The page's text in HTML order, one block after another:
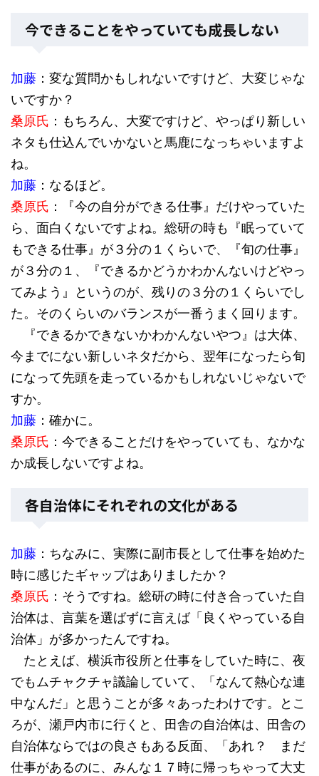
今できることをやっていても成長しない
加藤 ：変な質問かもしれないですけど、大変じゃな
いですか？
桑原氏 ：もちろん、大変ですけど、やっぱり新しい
ネタも仕込んでいかないと馬鹿になっちゃいますよ
ね。
加藤 ：なるほど。
桑原氏 ：『今の自分ができる仕事』だけやっていた
ら、面白くないですよね。総研の時も『眠っていて
もできる仕事』が３分の１くらいで、『旬の仕事』
が３分の１、『できるかどうかわかんないけどやっ
てみよう』というのが、残りの３分の１くらいでし
た。そのくらいのバランスが一番うまく回ります。
『できるかできないかわかんないやつ』は大体、
今までにない新しいネタだから、翌年になったら旬
になって先頭を走っているかもしれないじゃないで
すか。
加藤 ：確かに。
桑原氏 ：今できることだけをやっていても、なかな
か成長しないですよね。
各自治体にそれぞれの文化がある
加藤 ：ちなみに、実際に副市長として仕事を始めた
時に感じたギャップはありましたか？
桑原氏 ：そうですね。総研の時に付き合っていた自
治体は、言葉を選ばずに言えば「良くやっている自
治体」が多かったんですね。
たとえば、横浜市役所と仕事をしていた時に、夜
でもムチャクチャ議論していて、「なんて熱心な連
中なんだ」と思うことが多々あったわけです。とこ
ろが、瀬戸内市に行くと、田舎の自治体は、田舎の
自治体ならではの良さもある反面、「あれ？ まだ
仕事があるのに、みんな１７時に帰っちゃって大丈